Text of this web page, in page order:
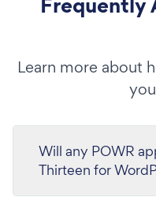
Learn more about
Will any POWR
Thirteen for